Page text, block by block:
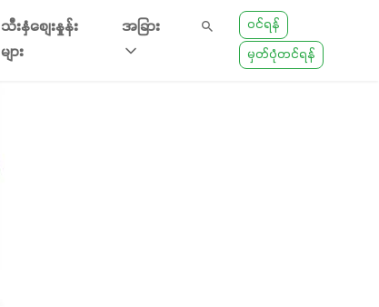
သီးနှံစျေးနှုန်း
များ
အခြား
ဝင်ရန်
မှတ်ပုံတင်ရန်